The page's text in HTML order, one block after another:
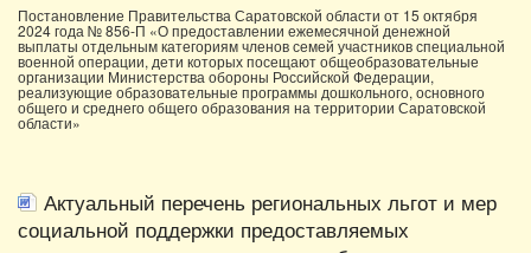
Постановление Правительства Саратовской области от 15 октября
2024 года № 856-П «О предоставлении ежемесячной денежной
выплаты отдельным категориям членов семей участников специальной
военной операции, дети которых посещают общеобразовательные
организации Министерства обороны Российской Федерации,
реализующие образовательные программы дошкольного, основного
общего и среднего общего образования на территории Саратовской
области»
Актуальный перечень региональных льгот и мер
социальной поддержки предоставляемых